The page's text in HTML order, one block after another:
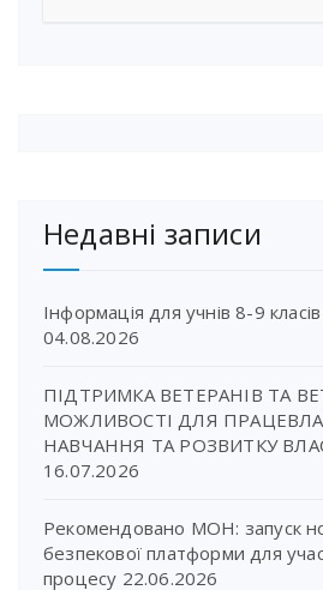
Недавні записи
Інформація для учнів 8-9 класів
04.08.2026
ПІДТРИМКА ВЕТЕРАНІВ ТА
МОЖЛИВОСТІ ДЛЯ
НАВЧАННЯ ТА РОЗВИТКУ
16.07.2026
Рекомендовано МОН: запуск
безпекової платформи для
процесу 22.06.2026